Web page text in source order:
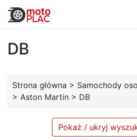
DB
Strona główna > Samochody
> Aston Martin > DB
Pokaż / ukryj